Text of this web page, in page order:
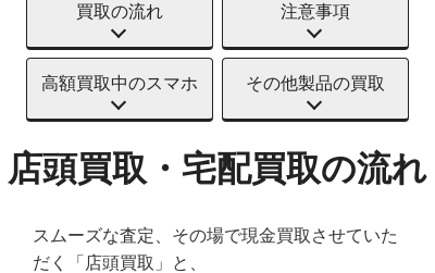
買取の流れ 注意事項
高額買取中のスマホ その他製品の買取
店頭買取・宅配買取の流れ
スムーズな査定、その場で現金買取させていた
だく「店頭買取」と、